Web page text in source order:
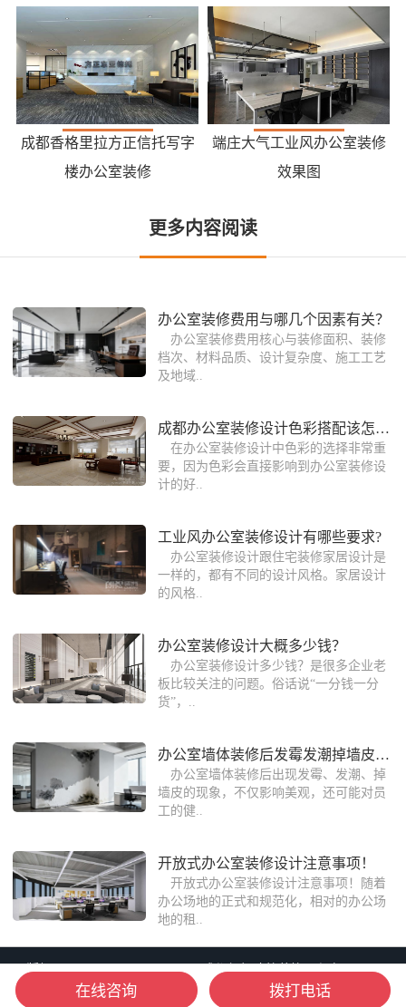
成都香格里拉方正信托写字
楼办公室装修
端庄大气工业风办公室装修
效果图
更多内容阅读
办公室装修费用与哪几个因素有关？
办公室装修费用核心与装修面积、装修
档次、材料品质、设计复杂度、施工工艺
及地域..
成都办公室装修设计色彩搭配该怎么选择
在办公室装修设计中色彩的选择非常重
要，因为色彩会直接影响到办公室装修设
计的好..
工业风办公室装修设计有哪些要求?
办公室装修设计跟住宅装修家居设计是
一样的，都有不同的设计风格。家居设计
的风格..
办公室装修设计大概多少钱？
办公室装修设计多少钱？是很多企业老
板比较关注的问题。俗话说“一分钱一分
货”，..
办公室墙体装修后发霉发潮掉墙皮该怎么
办公室墙体装修后出现发霉、发潮、掉
墙皮的现象，不仅影响美观，还可能对员
工的健..
开放式办公室装修设计注意事项！
开放式办公室装修设计注意事项！随着
办公场地的正式和规范化，相对的办公场
地的租..
版权：Copyright © 2006-2026 成都朗煜建筑装饰工程有限公司
备案：蜀ICP备16013903号-8
在线咨询 拨打电话